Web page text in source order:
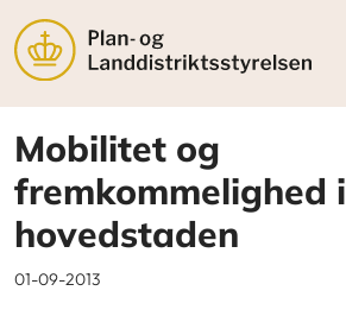
Mobilitet og
fremkommelighed i
hovedstaden
01-09-2013